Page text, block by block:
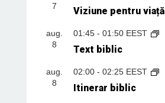
7
Viziune pentru viață
aug.
8
01:45- 01:50 EEST
Text biblic
aug.
8
02:00- 02:25 EEST
Itinerar biblic